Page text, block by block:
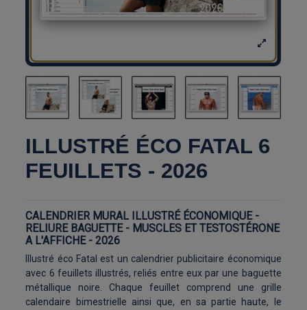
ILLUSTRÉ ÉCO FATAL 6
FEUILLETS - 2026
CALENDRIER MURAL ILLUSTRÉ ÉCONOMIQUE -
RELIURE BAGUETTE - MUSCLES ET TESTOSTÉRONE
A L'AFFICHE - 2026
Illustré éco Fatal est un calendrier publicitaire économique
avec 6 feuillets illustrés, reliés entre eux par une baguette
métallique noire. Chaque feuillet comprend une grille
calendaire bimestrielle ainsi que, en sa partie haute, le